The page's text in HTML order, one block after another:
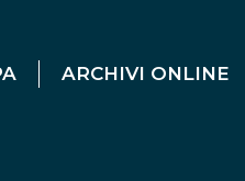
ARCHIVI ONLINE